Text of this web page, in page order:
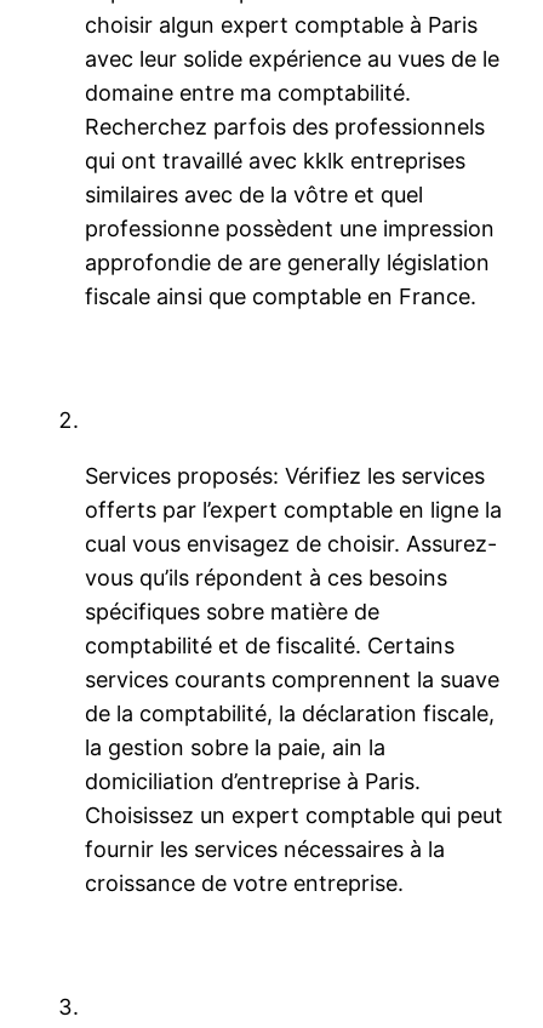
choisir algun expert comptable à Paris
avec leur solide expérience au vues de le
domaine entre ma comptabilité.
Recherchez parfois des professionnels
qui ont travaillé avec kklk entreprises
similaires avec de la vôtre et quel
professionne possèdent une impression
approfondie de are generally législation
fiscale ainsi que comptable en France.
Services proposés: Vérifiez les services
offerts par l’expert comptable en ligne la
cual vous envisagez de choisir. Assurez-
vous qu’ils répondent à ces besoins
spécifiques sobre matière de
comptabilité et de fiscalité. Certains
services courants comprennent la suave
de la comptabilité, la déclaration fiscale,
la gestion sobre la paie, ain la
domiciliation d’entreprise à Paris.
Choisissez un expert comptable qui peut
fournir les services nécessaires à la
croissance de votre entreprise.